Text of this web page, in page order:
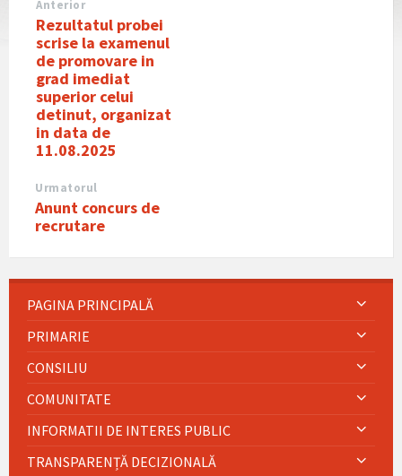
Anterior
Rezultatul probei
scrise la examenul
de promovare in
grad imediat
superior celui
detinut, organizat
in data de
11.08.2025
Urmatorul
Anunt concurs de
recrutare
PAGINA PRINCIPALĂ
PRIMARIE
CONSILIU
COMUNITATE
INFORMATII DE INTERES PUBLIC
TRANSPARENȚĂ DECIZIONALĂ